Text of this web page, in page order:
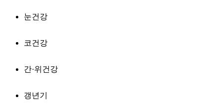
눈건강
코건강
간·위건강
갱년기